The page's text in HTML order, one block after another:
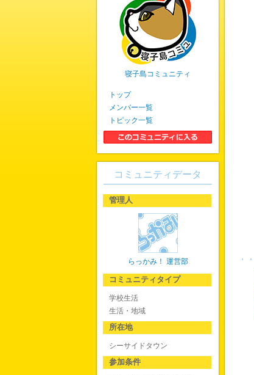
寝子島コミュニティ
トップ
メンバー一覧
トピック一覧
コミュニティデータ
管理人
らっかみ！ 運営部
コミュニティタイプ
学校生活
生活・地域
所在地
シーサイドタウン
参加条件